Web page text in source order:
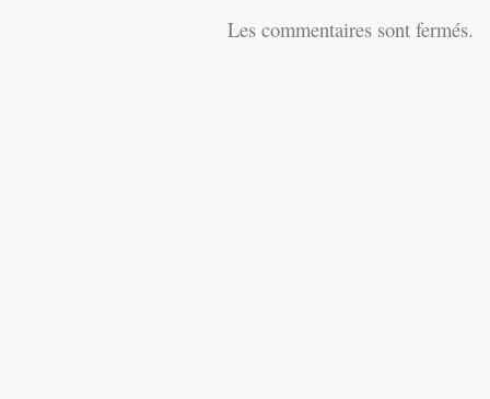
Les commentaires sont fermés.